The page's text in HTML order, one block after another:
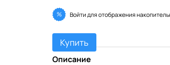
% Войтидля отображения
Купить
Описание